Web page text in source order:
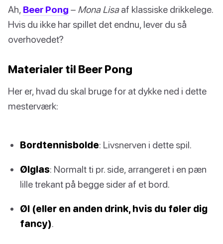
Ah, Beer Pong – Mona Lisaaf klassiske drikkelege.
Hvis du ikke har spillet det endnu, lever du så
overhovedet?
Materialer til Beer Pong
Her er, hvad du skal bruge for at dykke ned i dette
mesterværk:
Bordtennisbolde: Livsnerven i dette spil.
Ølglas: Normalt ti pr. side, arrangeret i en pæn
lille trekant på begge sider af et bord.
Øl (eller en anden drink, hvis du føler dig
fancy).